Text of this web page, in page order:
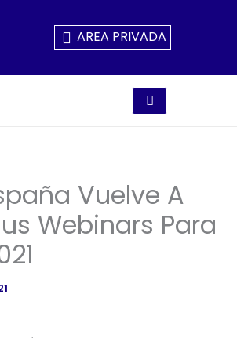
AREA PRIVADA
Vuelve A
Webinars Para